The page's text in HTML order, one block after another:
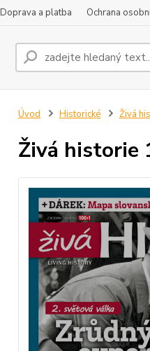
Doprava a platba Ochrana
Úvod Historické Živá
Živá historie